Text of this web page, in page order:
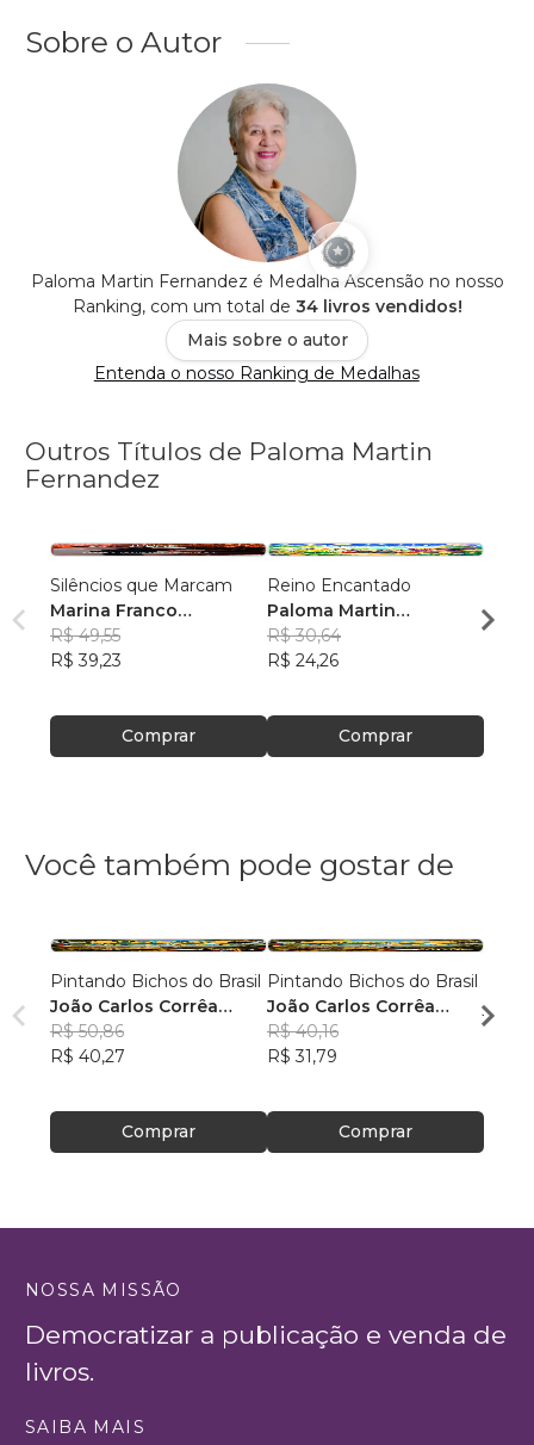
Sobre o Autor
Paloma Martin Fernandez é Medalha Ascensão no nosso
Ranking, com um total de 34 livros vendidos!
Mais sobre o autor
Entenda o nosso Ranking de Medalhas
Outros Títulos de Paloma Martin
Fernandez
Silêncios que Marcam
Marina Franco
Fernandez
R$ 49,55
R$ 39,23
Comprar
Reino Encantado
Paloma Martin
Fernandez
R$ 30,64
R$ 24,26
Comprar
R$
Você também pode gostar de
Pintando Bichos do Brasil
João Carlos Corrêa
Caminha
R$ 50,86
R$ 40,27
Comprar
Pintando Bichos do Brasil
João Carlos Corrêa
Caminha
R$ 40,16
R$ 31,79
Comprar
NOSSA MISSÃO
Democratizar a publicação e venda de
livros.
SAIBA MAIS